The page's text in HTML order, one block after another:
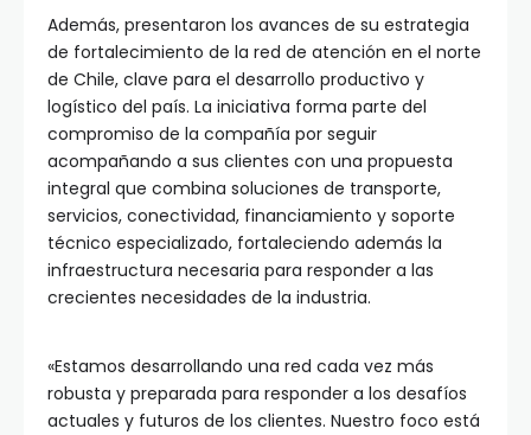
Además, presentaron los avances de su estrategia
de fortalecimiento de la red de atención en el norte
de Chile, clave para el desarrollo productivo y
logístico del país. La iniciativa forma parte del
compromiso de la compañía por seguir
acompañando a sus clientes con una propuesta
integral que combina soluciones de transporte,
servicios, conectividad, financiamiento y soporte
técnico especializado, fortaleciendo además la
infraestructura necesaria para responder a las
crecientes necesidades de la industria.
«Estamos desarrollando una red cada vez más
robusta y preparada para responder a los desafíos
actuales y futuros de los clientes. Nuestro foco está